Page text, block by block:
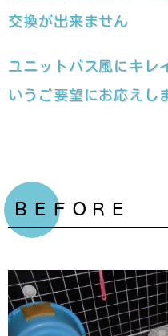
交換が出来ません
ユニットバス風にキレ
いうご要望にお応えし
ＢＥＦＯＲＥ